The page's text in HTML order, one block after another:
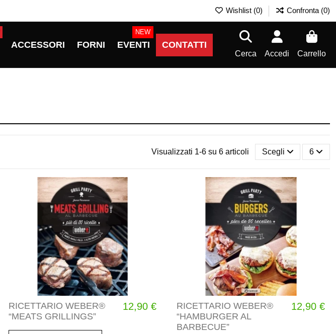
Wishlist (0) Confronta (0)
ACCESSORI FORNI EVENTI
NEW
CONTATTI
Cerca Accedi Carrello
Visualizzati 1-6 su 6 articoli Scegli 6
RICETTARIO WEBER®
“MEATS GRILLINGS”
12,90 €
RICETTARIO WEBER®
“HAMBURGER AL
BARBECUE”
12,90 €